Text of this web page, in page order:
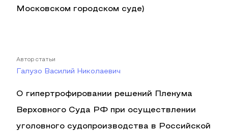
Московском городском суде)
Автор статьи
Галузо Василий Николаевич
О гипертрофировании решений Пленума
Верховного Суда РФ при осуществлении
уголовного судопроизводства в Российской